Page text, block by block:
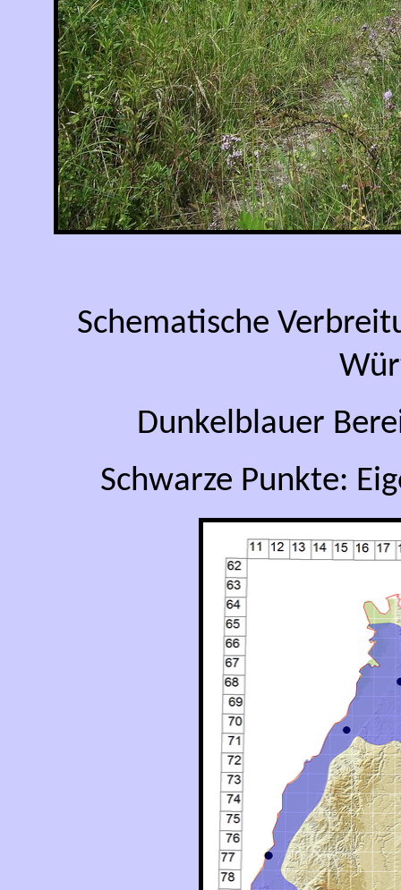
Schematische
Dunkelblauer
Schwarze Punkte: